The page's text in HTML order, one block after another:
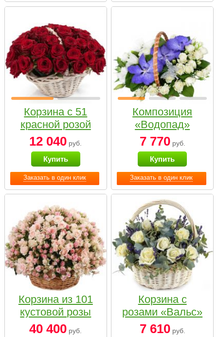
Заказать в один клик
Корзина с 51
красной розой
12 040 руб.
Купить
Заказать в один клик
Композиция
«Водопад»
7 770руб.
Купить
Корзина из 101
кустовой розы
нежных тонов
40 400 руб.
Корзина с
розами «Вальс»
7 610руб.